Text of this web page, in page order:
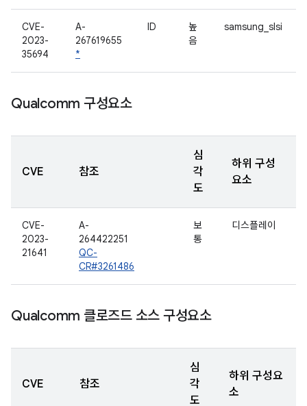
CVE-
2023-
35694
A-
267619655
*
ID
높
음
samsung_slsi
Qualcomm 구성요소
CVE 참조
심
각
도
하위 구성
요소
CVE-
2023-
21641
A-
264422251
QC-
CR#3261486
보
통
디스플레이
Qualcomm 클로즈드 소스 구성요소
CVE 참조
심
각
도
하위 구성요
소